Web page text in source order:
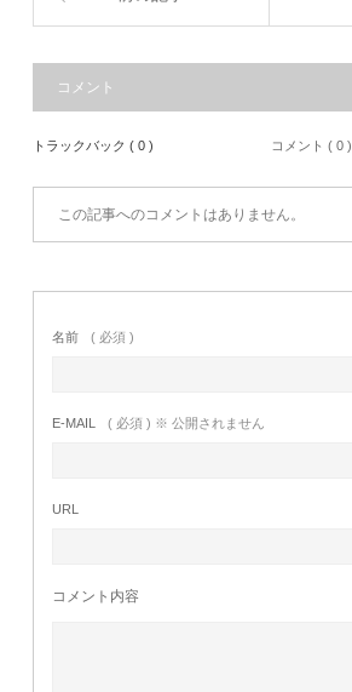
コメント
トラックバック ( 0 ) コメント ( 0 )
この記事へのコメントはありません。
名前 ( 必須 )
E-MAIL ( 必須 ) ※ 公開されません
URL
コメント内容